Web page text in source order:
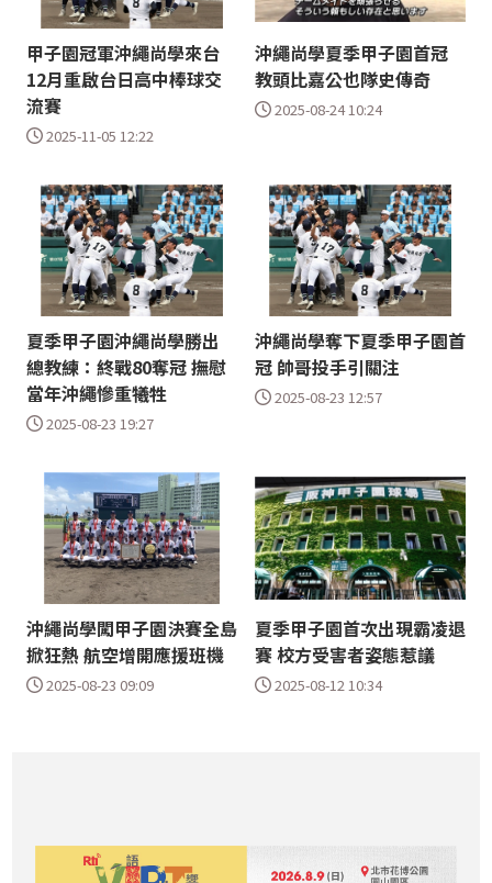
甲子園冠軍沖繩尚學來台
12月重啟台日高中棒球交
流賽
2025-11-05 12:22
沖繩尚學夏季甲子園首冠
教頭比嘉公也隊史傳奇
2025-08-24 10:24
夏季甲子園沖繩尚學勝出
總教練：終戰80奪冠 撫慰
當年沖繩慘重犧牲
2025-08-23 19:27
沖繩尚學奪下夏季甲子園首
冠 帥哥投手引關注
2025-08-23 12:57
沖繩尚學闖甲子園決賽全島
掀狂熱 航空增開應援班機
2025-08-23 09:09
夏季甲子園首次出現霸凌退
賽 校方受害者姿態惹議
2025-08-12 10:34